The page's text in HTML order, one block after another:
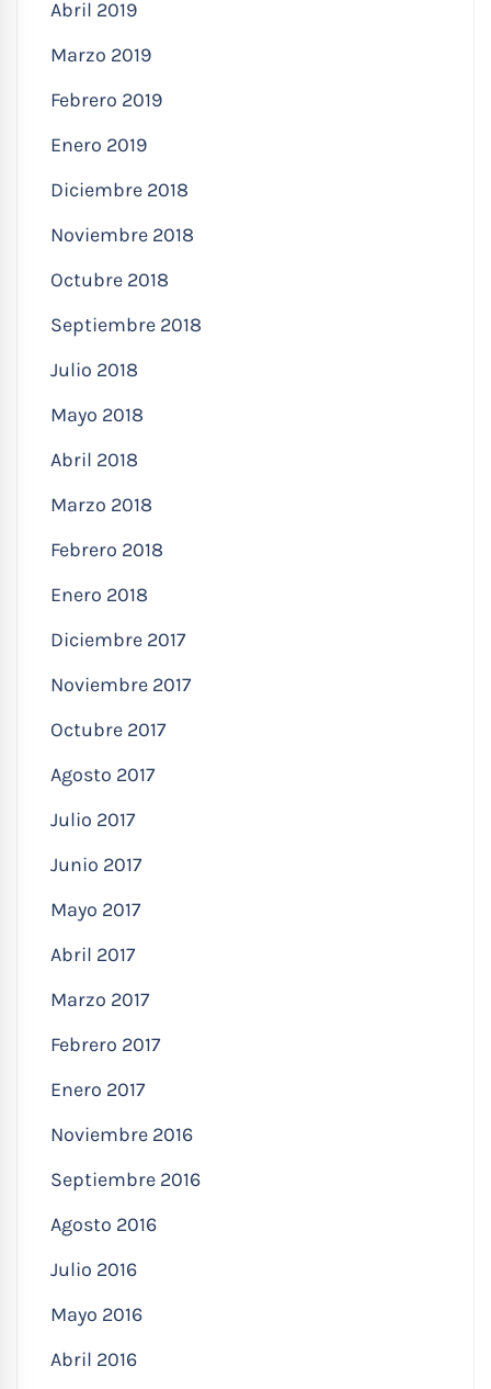
Abril 2019
Marzo 2019
Febrero 2019
Enero 2019
Diciembre 2018
Noviembre 2018
Octubre 2018
Septiembre 2018
Julio 2018
Mayo 2018
Abril 2018
Marzo 2018
Febrero 2018
Enero 2018
Diciembre 2017
Noviembre 2017
Octubre 2017
Agosto 2017
Julio 2017
Junio 2017
Mayo 2017
Abril 2017
Marzo 2017
Febrero 2017
Enero 2017
Noviembre 2016
Septiembre 2016
Agosto 2016
Julio 2016
Mayo 2016
Abril 2016